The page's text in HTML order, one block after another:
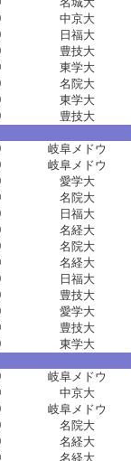
中京大
日福大
豊技大
東学大
名院大
東学大
豊技大
岐阜メドウ
岐阜メドウ
愛学大
名院大
日福大
名経大
名院大
名経大
日福大
豊技大
愛学大
豊技大
東学大
岐阜メドウ
中京大
岐阜メドウ
名院大
名経大
名経大